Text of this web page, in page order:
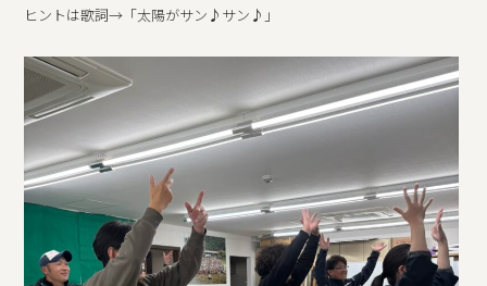
ヒントは歌詞→「太陽がサン♪サン♪」